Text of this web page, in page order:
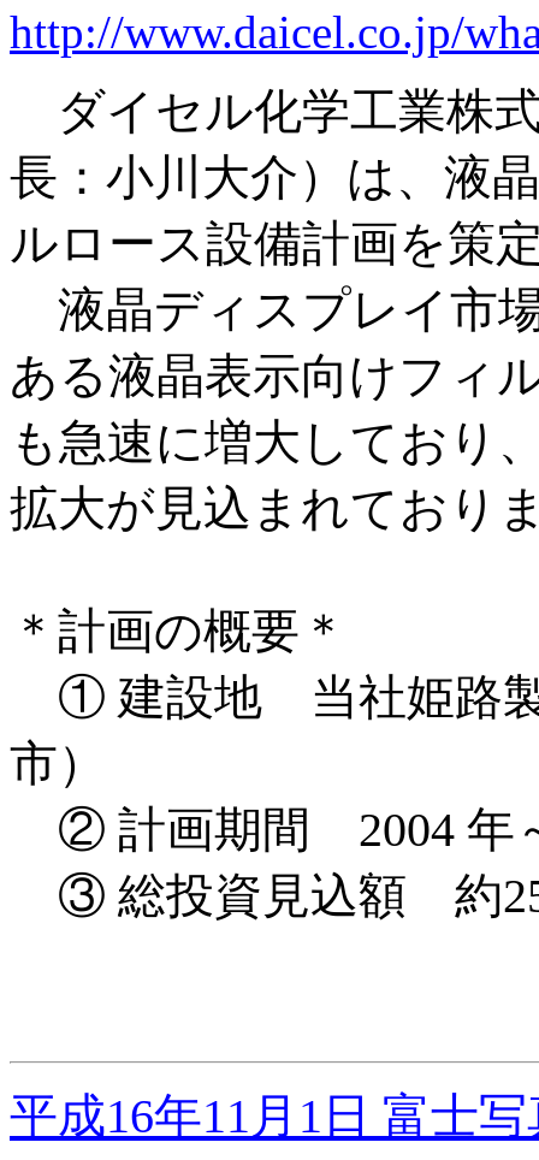
http://www.daicel.co.jp/
ダイセル化学工業株
長：小川大介）は、液
ルロース設備計画を策
液晶ディスプレイ市
ある液晶表示向けフィ
も急速に増大しており
拡大が見込まれており
＊計画の概要＊
① 建設地 当社姫路製
市）
② 計画期間 2004 年
③ 総投資見込額 約
平成16年11月1日 富士